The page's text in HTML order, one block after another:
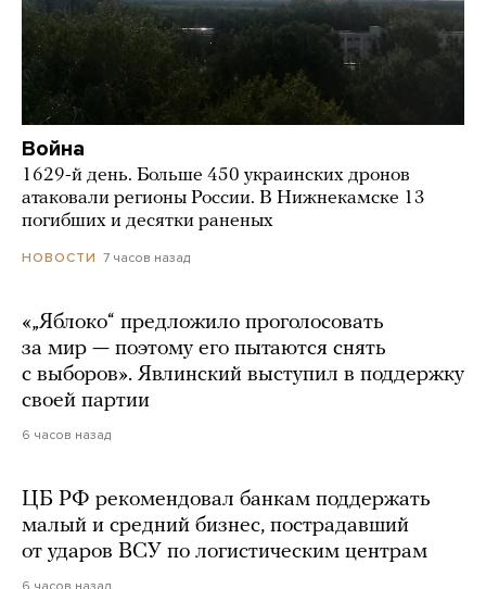
Война
1629-й день. Больше 450 украинских дронов
атаковали регионы России. В Нижнекамске 13
погибших и десятки раненых
НОВОСТИ 7 часов назад
«„Яблоко“ предложило проголосовать
за мир — поэтому его пытаются снять
с выборов». Явлинский выступил в поддержку
своей партии
6 часов назад
ЦБ РФ рекомендовал банкам поддержать
малый и средний бизнес, пострадавший
от ударов ВСУ по логистическим центрам